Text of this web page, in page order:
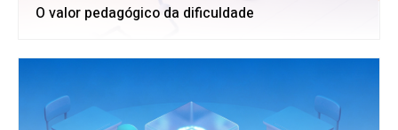
O valor pedagógico da dificuldade